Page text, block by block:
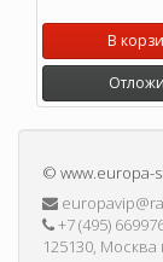
В
© www.europa-
+7 (495)
125130, Москва